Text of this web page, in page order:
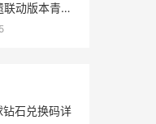
动版本青花
线 梦幻新诛
石兑换码详